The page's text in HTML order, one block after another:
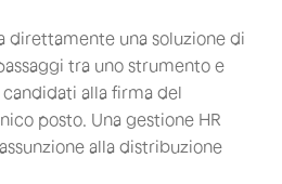
direttamente una soluzione di
tra uno strumento e
alla firma del
posto. Una gestione HR
alla distribuzione